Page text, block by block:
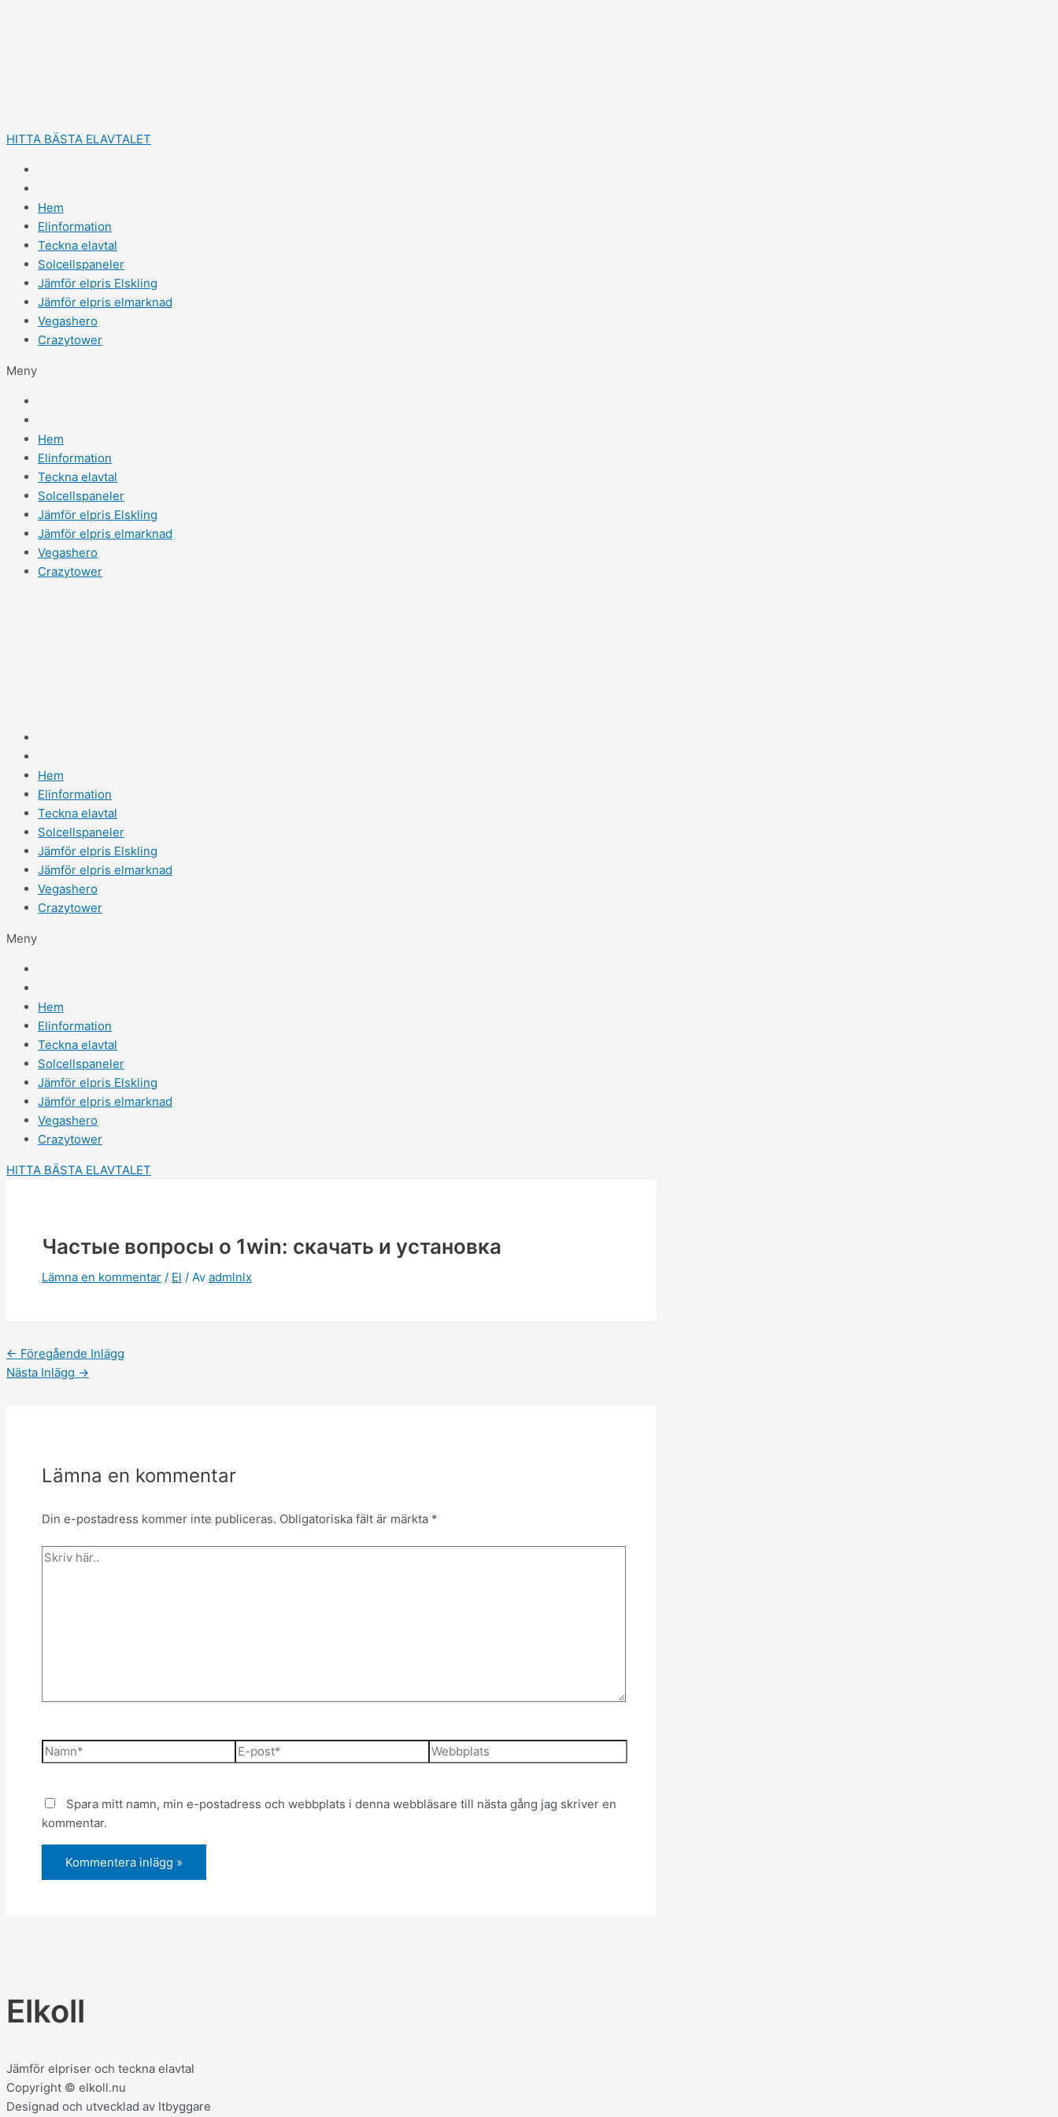
HITTA BÄSTA ELAVTALET
Hem
Elinformation
Teckna elavtal
Solcellspaneler
Jämför elpris Elskling
Jämför elpris elmarknad
Vegashero
Crazytower
Meny
Hem
Elinformation
Teckna elavtal
Solcellspaneler
Jämför elpris Elskling
Jämför elpris elmarknad
Vegashero
Crazytower
Hem
Elinformation
Teckna elavtal
Solcellspaneler
Jämför elpris Elskling
Jämför elpris elmarknad
Vegashero
Crazytower
Meny
Hem
Elinformation
Teckna elavtal
Solcellspaneler
Jämför elpris Elskling
Jämför elpris elmarknad
Vegashero
Crazytower
HITTA BÄSTA ELAVTALET
Частые вопросы о 1win: скачать и установка
Lämna en kommentar / El / Av admlnlx
← Föregående Inlägg
Nästa Inlägg →
Lämna en kommentar
Din e-postadress kommer inte publiceras. Obligatoriska fält är märkta *
Spara mitt namn, min e-postadress och webbplats i denna webbläsare till nästa gång jag skriver en
kommentar.
Elkoll
Jämför elpriser och teckna elavtal
Copyright © elkoll.nu
Designad och utvecklad av Itbyggare